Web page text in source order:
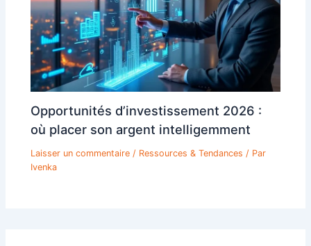
Opportunités d’investissement 2026 :
où placer son argent intelligemment
Laisser un commentaire / Ressources & Tendances / Par
Ivenka